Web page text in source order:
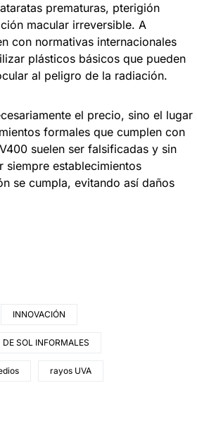
prematuras, pterigión
macular irreversible. A
con normativas internacionales
plásticos básicos que pueden
al peligro de la radiación.
el precio, sino el lugar
formales que cumplen con
suelen ser falsificadas y sin
siempre establecimientos
se cumpla, evitando así daños
INNOVACIÓN
DE SOL INFORMALES
rayos UVA